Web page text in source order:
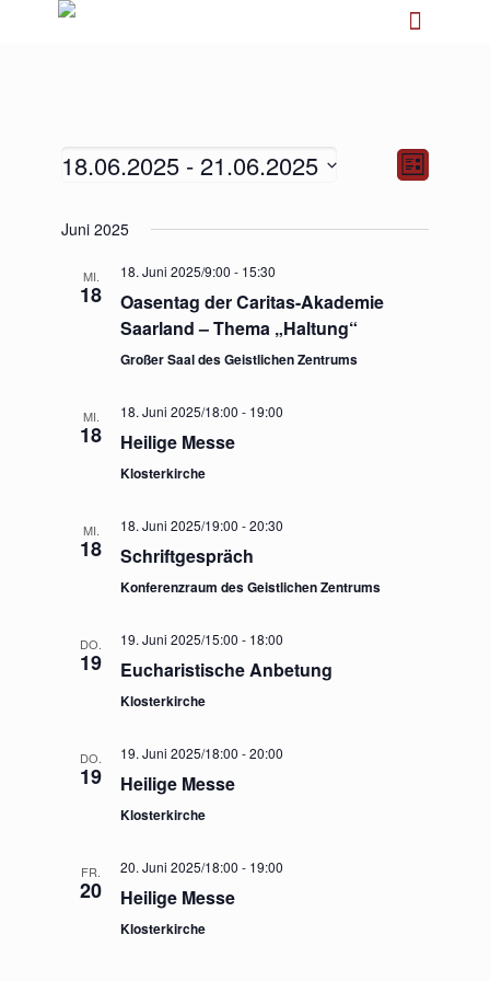
Ansichten-
Navigation
Ansichten-
Liste
18.06.2025 - 21.06.2025
wählen.
Juni 2025
MI.
18
18. Juni 2025/9:00 - 15:30
Oasentag der Caritas-Akademie
Saarland – Thema „Haltung“
Großer Saal des Geistlichen Zentrums
MI.
18
18. Juni 2025/18:00 - 19:00
Heilige Messe
Klosterkirche
MI.
18
18. Juni 2025/19:00 -20:30
Schriftgespräch
Konferenzraum des Geistlichen Zentrums
DO.
19
19. Juni 2025/15:00 - 18:00
Eucharistische Anbetung
Klosterkirche
DO.
19
19. Juni 2025/18:00 -20:00
Heilige Messe
Klosterkirche
FR.
20
20. Juni 2025/18:00 - 19:00
Heilige Messe
Klosterkirche